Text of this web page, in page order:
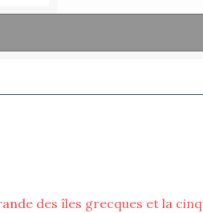
des îles grecques et la